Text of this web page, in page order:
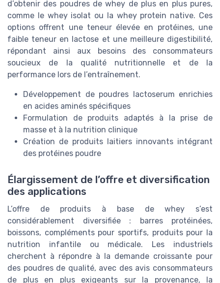
d’obtenir des poudres de whey de plus en plus pures,
comme le whey isolat ou la whey protein native. Ces
options offrent une teneur élevée en protéines, une
faible teneur en lactose et une meilleure digestibilité,
répondant ainsi aux besoins des consommateurs
soucieux de la qualité nutritionnelle et de la
performance lors de l’entraînement.
Développement de poudres lactoserum enrichies
en acides aminés spécifiques
Formulation de produits adaptés à la prise de
masse et à la nutrition clinique
Création de produits laitiers innovants intégrant
des protéines poudre
Élargissement de l’offre et diversification
des applications
L’offre de produits à base de whey s’est
considérablement diversifiée : barres protéinées,
boissons, compléments pour sportifs, produits pour la
nutrition infantile ou médicale. Les industriels
cherchent à répondre à la demande croissante pour
des poudres de qualité, avec des avis consommateurs
de plus en plus exigeants sur la provenance, la